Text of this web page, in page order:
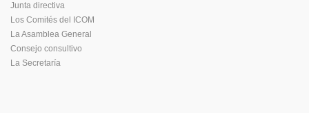
Junta directiva
Los Comités del ICOM
La Asamblea General
Consejo consultivo
La Secretaría